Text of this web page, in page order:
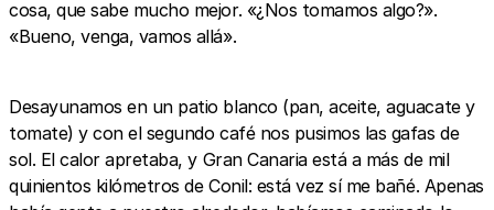
cosa, que sabe mucho mejor. «¿Nos tomamos algo?».
«Bueno, venga, vamos allá».
Desayunamos en un patio blanco (pan, aceite, aguacate y
tomate) y con el segundo café nos pusimos las gafas de
sol. El calor apretaba, y Gran Canaria está a más de mil
quinientos kilómetros de Conil: está vez sí me bañé. Apenas